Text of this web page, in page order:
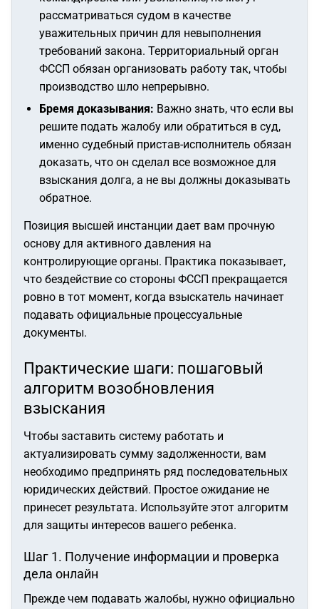
рассматриваться судом в качестве
уважительных причин для невыполнения
требований закона. Территориальный орган
ФССП обязан организовать работу так, чтобы
производство шло непрерывно.
Бремя доказывания: Важно знать, что если вы
решите подать жалобу или обратиться в суд,
именно судебный пристав-исполнитель обязан
доказать, что он сделал все возможное для
взыскания долга, а не вы должны доказывать
обратное.
Позиция высшей инстанции дает вам прочную
основу для активного давления на
контролирующие органы. Практика показывает,
что бездействие со стороны ФССП прекращается
ровно в тот момент, когда взыскатель начинает
подавать официальные процессуальные
документы.
Практические шаги: пошаговый
алгоритм возобновления
взыскания
Чтобы заставить систему работать и
актуализировать сумму задолженности, вам
необходимо предпринять ряд последовательных
юридических действий. Простое ожидание не
принесет результата. Используйте этот алгоритм
для защиты интересов вашего ребенка.
Шаг 1. Получение информации и проверка
дела онлайн
Прежде чем подавать жалобы, нужно официально